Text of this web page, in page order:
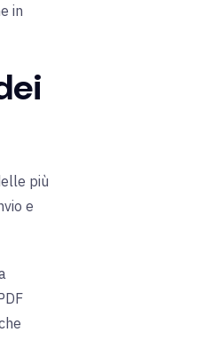
in
più
e